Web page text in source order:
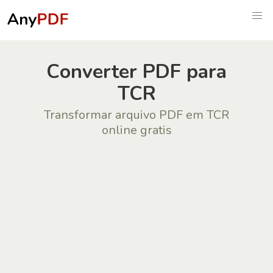
Сonverter PDF para
TCR
Transformar arquivo PDF em TCR
online gratis